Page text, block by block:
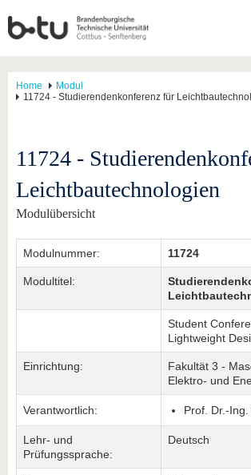
Home
Modul
11724 - Studierendenkonferenz für
11724 -
Leichtbautechnologien
Modulübersicht
Modulnummer: 11724
Modultitel:
Student
Lightweight
Einrichtung:
Fakultät 3 -
Elektro- und
Verantwortlich: Prof. Dr.-
Lehr- und
Prüfungssprache:
Deutsch